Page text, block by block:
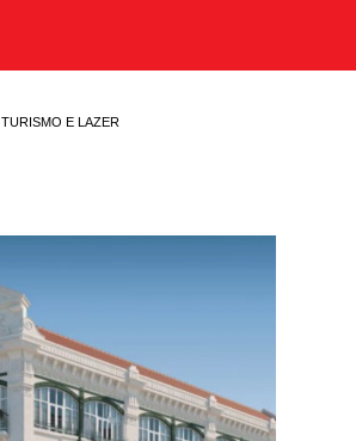
TURISMO E LAZER